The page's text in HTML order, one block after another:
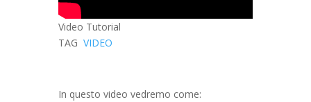
Video Tutorial
TAG VIDEO
In questo video vedremo come: